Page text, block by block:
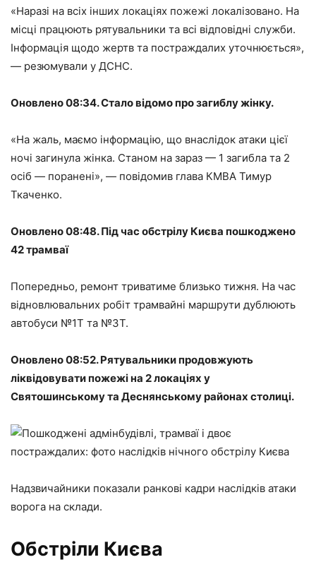
«Наразі на всіх інших локаціях пожежі локалізовано. На
місці працюють рятувальники та всі відповідні служби.
Інформація щодо жертв та постраждалих уточнюється»,
— резюмували у ДСНС.
Оновлено 08:34. Стало відомо про загиблу жінку.
«На жаль, маємо інформацію, що внаслідок атаки цієї
ночі загинула жінка. Станом на зараз — 1 загибла та 2
осіб — поранені», — повідомив глава КМВА Тимур
Ткаченко.
Оновлено 08:48. Під час обстрілу Києва пошкоджено
42 трамваї
Попередньо, ремонт триватиме близько тижня. На час
відновлювальних робіт трамвайні маршрути дублюють
автобуси №1Т та №3Т.
Оновлено 08:52. Рятувальники продовжують
ліквідовувати пожежі на 2 локаціях у
Святошинському та Деснянському районах столиці.
Надзвичайники показали ранкові кадри наслідків атаки
ворога на склади.
Обстріли Києва